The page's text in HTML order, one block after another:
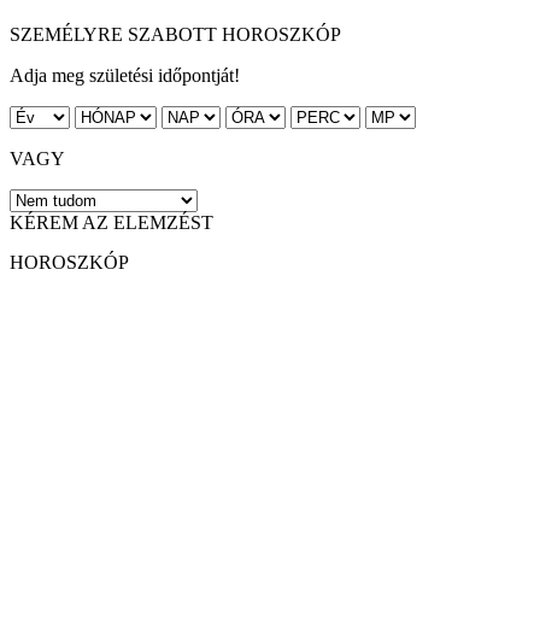
SZEMÉLYRE SZABOTT HOROSZKÓP
Adja meg születési időpontját!
VAGY
KÉREM AZ ELEMZÉST
HOROSZKÓP